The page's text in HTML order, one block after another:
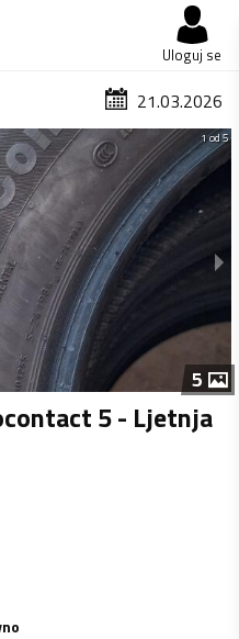
Uloguj se
21.03.2026
1 od 5
5
5 - Ljetnja